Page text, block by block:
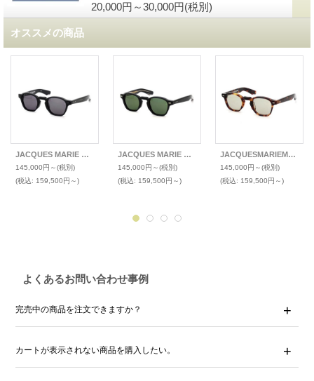
20,000円～30,000円(税別)
オススメの商品
JACQUES MARIE MAGE ジャックマリーマージュ 2025年新色サングラス ZEPHIRIN44
145,000円～(税別)
(税込: 159,500円～)
JACQUES MARIE MAGE ジャックマリーマージュ 2025年新色サングラス ZEPHIRIN44
145,000円～(税別)
(税込: 159,500円～)
JACQUESMARIEMAGE(ジャックマリーマージュ) 2025年新色サングラス ZEPHIRIN 47(ゼフィリン 47)
145,000円～(税別)
(税込: 159,500円～)
よくあるお問い合わせ事例
完売中の商品を注文できますか？
カートが表示されない商品を購入したい。